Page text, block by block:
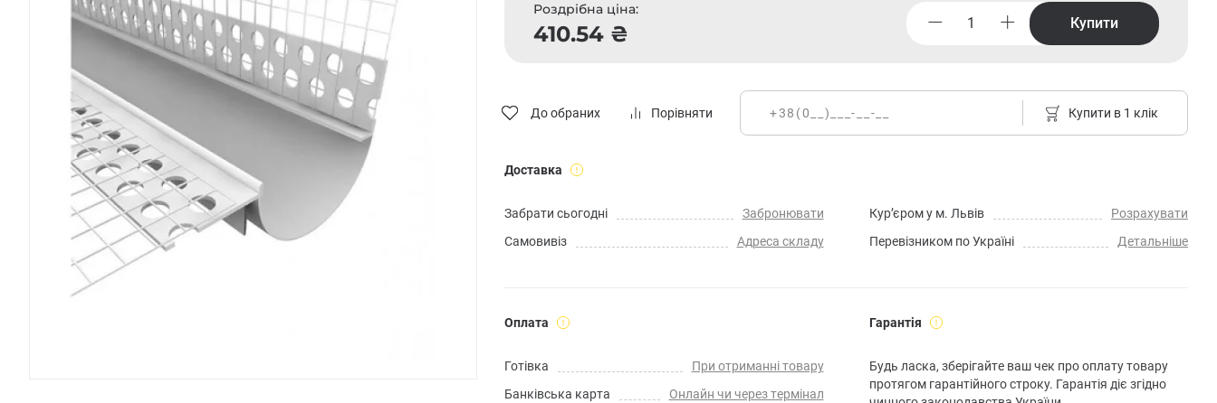
Роздрібна ціна:
410.54 ₴ Купити
До обраних Порівняти Купити в 1 клік
Доставка
Забрати сьогодні
Забронювати
Самовивіз
Адреса складу
Кур’єром у м. Львів
Розрахувати
Перевізником по Україні
Детальніше
Оплата
Готівка
При отриманні товару
Банківська карта
Онлайн чи через термінал
Гарантія
Будь ласка, зберігайте ваш чек про оплату товару
протягом гарантійного строку. Гарантія діє згідно